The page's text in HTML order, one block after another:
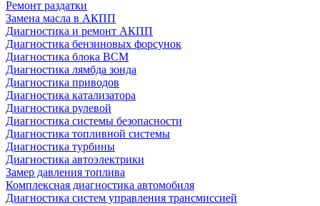
Ремонт раздатки
Замена масла в АКПП
Диагностика и ремонт АКПП
Диагностика бензиновых форсунок
Диагностика блока BCM
Диагностика лямбда зонда
Диагностика приводов
Диагностика катализатора
Диагностика рулевой
Диагностика системы безопасности
Диагностика топливной системы
Диагностика турбины
Диагностика автоэлектрики
Замер давления топлива
Комплексная диагностика автомобиля
Диагностика систем управления трансмиссией